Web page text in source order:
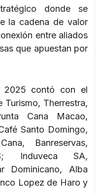
donde se
la cadena de valor
entre aliados
que apuestan por
2025 contó con el
Therrestra,
Cana Macao,
Santo Domingo,
Banreservas,
Induveca SA,
Dominicano, Alba
Lopez de Haro y